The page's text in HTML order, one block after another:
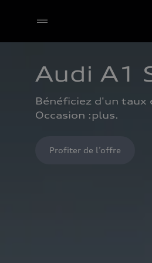
Audi A1
Bénéficiez d'un taux
Occasion :plus.
Profiter de l’offre